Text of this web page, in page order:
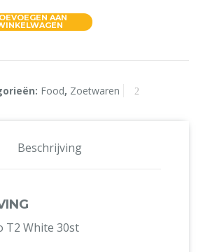
White 30st aantal
AAN
Food, Zoetwaren
Beschrijving
T2 White 30st